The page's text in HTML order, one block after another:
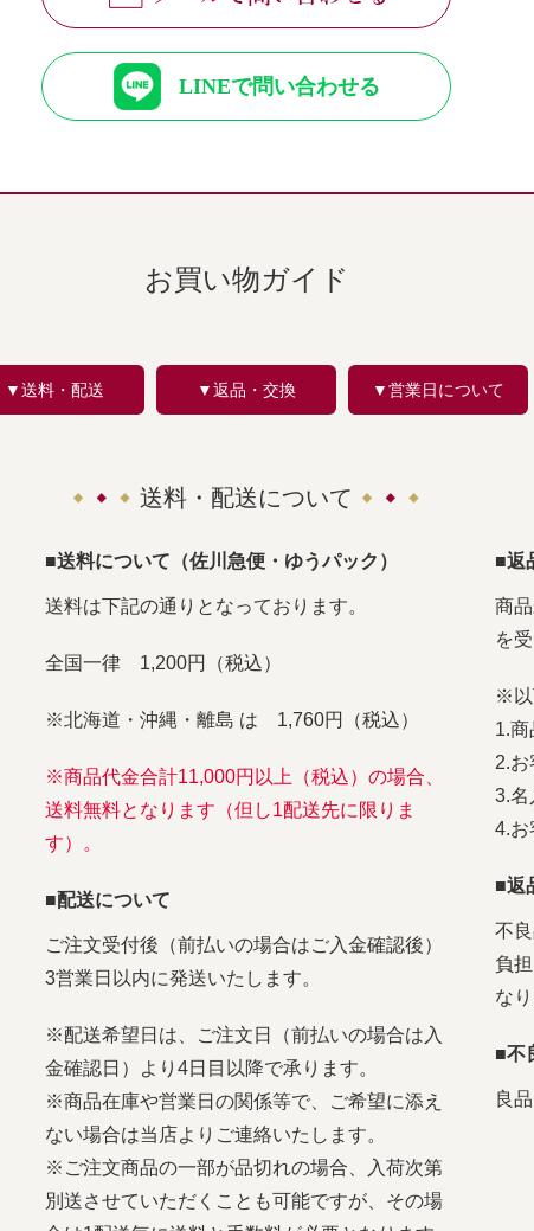
LINEで問い合わせる
お買い物ガイド
▼送料・配送 ▼返品・交換 ▼営業日について
送料・配送について
■送料について（佐川急便・ゆうパック）
送料は下記の通りとなっております。
全国一律 1,200円（税込）
※北海道・沖縄・離島 は 1,760円（税込）
※商品代金合計11,000円以上（税込）の場合、
送料無料となります（但し1配送先に限りま
す）。
■配送について
ご注文受付後（前払いの場合はご入金確認後）
3営業日以内に発送いたします。
※配送希望日は、ご注文日（前払いの場合は入
金確認日）より4日目以降で承ります。
※商品在庫や営業日の関係等で、ご希望に添え
ない場合は当店よりご連絡いたします。
※ご注文商品の一部が品切れの場合、入荷次第
別送させていただくことも可能ですが、その場
■返
商
を
※以
1.
2.
3.名
4.お
■返
不
負
なり
■不
良